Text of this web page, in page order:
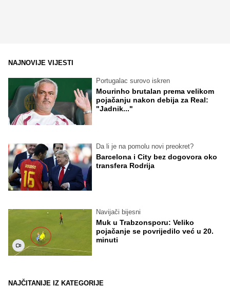
NAJNOVIJE VIJESTI
Portugalac surovo iskren
Mourinho brutalan prema velikom
pojačanju nakon debija za Real:
"Jadnik..."
Da li je na pomolu novi preokret?
Barcelona i City bez dogovora oko
transfera Rodrija
Navijači bijesni
Muk u Trabzonsporu: Veliko
pojačanje se povrijedilo već u 20.
minuti
NAJČITANIJE IZ KATEGORIJE